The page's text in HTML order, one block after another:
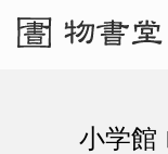
小学館